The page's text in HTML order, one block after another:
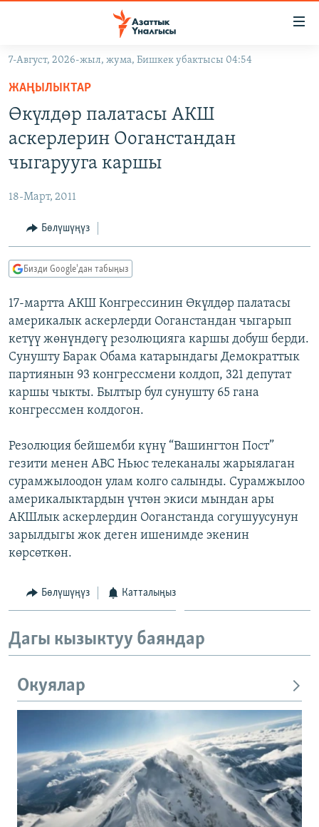
Навигацияга
өтүңүз
Издөөгө
салыңызКЫРГЫЗСТАН
МАДАНИЯТ
ДҮЙНӨ
УКРАИНА
ТВ ПРОГРАММАЛАР
БҮГҮН АЗАТТЫКТА
ДАНИСТЕ
АЗАТТЫК+
ПОДКАСТ
ОНЛАЙН ШЕРИНЕ
7-Август, 2026-жыл, жума, Бишкек убактысы 04:54
ЖАҢЫЛЫКТАР
Өкүлдөр палатасы АКШ
аскерлерин Ооганстандан
чыгарууга каршы
18-Март, 2011
Бөлүшүңүз
Бизди Google'дан табыңыз
17-мартта АКШ Конгрессинин Өкүлдөр палатасы
америкалык аскерлерди Ооганстандан чыгарып
кетүү жөнүндөгү резолюцияга каршы добуш берди.
Сунушту Барак Обама катарындагы Демократтык
партиянын 93 конгрессмени колдоп, 321 депутат
каршы чыкты. Былтыр бул сунушту 65 гана
конгрессмен колдогон.
Резолюция бейшемби күнү “Вашингтон Пост”
гезити менен АВС Ньюс телеканалы жарыялаган
сурамжылоодон улам колго салынды. Сурамжылоо
америкалыктардын үчтөн экиси мындан ары
АКШлык аскерлердин Ооганстанда согушуусунун
зарылдыгы жок деген ишенимде экенин
көрсөткөн.
Бөлүшүңүз Катталыңыз
Дагы кызыктуу баяндар
Окуялар